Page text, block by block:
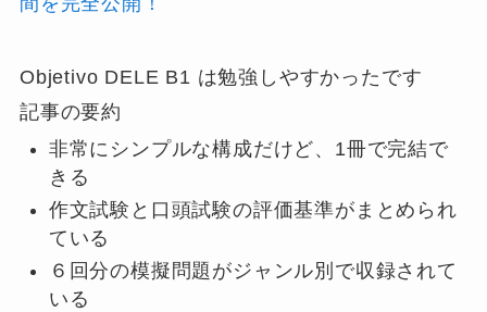
Objetivo DELE B1 は勉強しやすかったです
記事の要約
非常にシンプルな構成だけど、1冊で完結で
きる
作文試験と口頭試験の評価基準がまとめられ
ている
６回分の模擬問題がジャンル別で収録されて
いる